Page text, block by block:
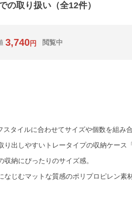
の取り扱い（全12件）
3,740円 閲覧中
スタイルに合わせてサイズや個数を組み
り出しやすいトレータイプの収納ケース
収納にぴったりのサイズ感。
なじむマットな質感のポリプロピレン素